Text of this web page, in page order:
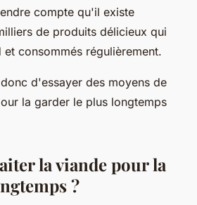
compte qu'il existe
de produits délicieux qui
consommés régulièrement.
d'essayer des moyens de
la garder le plus longtemps
la viande pour la
?